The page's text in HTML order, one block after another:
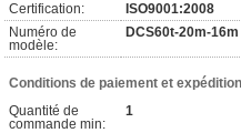
Certification:
ISO9001:2008
Numéro de
modèle:
DCS60t-20m-16m
Conditions de paiement et
Quantité de
commande min:
1